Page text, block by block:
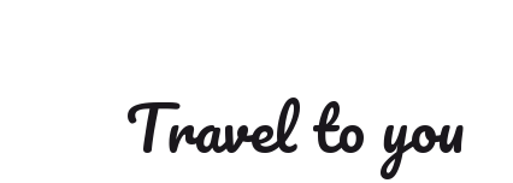
Travel to you